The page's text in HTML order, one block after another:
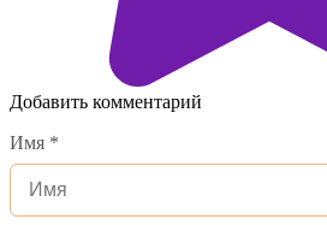
Добавить комментарий
Имя *